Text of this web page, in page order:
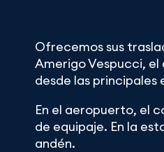
Ofrecemos sus
Amerigo Vespucci,
desde las
En el aeropuerto, el
de equipaje. En la
andén.